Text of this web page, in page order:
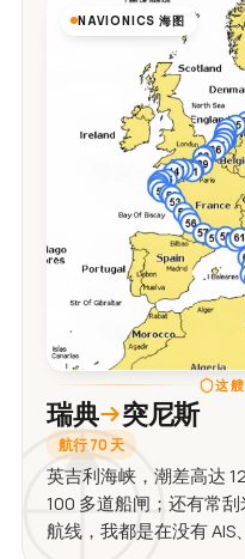
NAVIONICS 海图
这
瑞典 突尼斯
航行 70 天
英吉利海峡，潮差高达
100 多道船闸；还有常
航线，我都是在没有 AIS